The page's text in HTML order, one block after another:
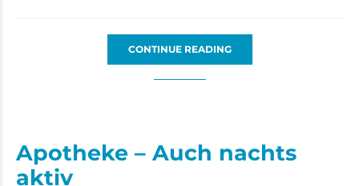
CONTINUE READING
Apotheke – Auch nachts
aktiv